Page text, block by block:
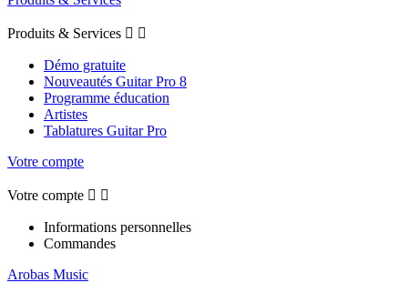
Produits & Services  
Démo gratuite
Nouveautés Guitar Pro 8
Programme éducation
Artistes
Tablatures Guitar Pro
Votre compte
Votre compte  
Informations personnelles
Commandes
Arobas Music